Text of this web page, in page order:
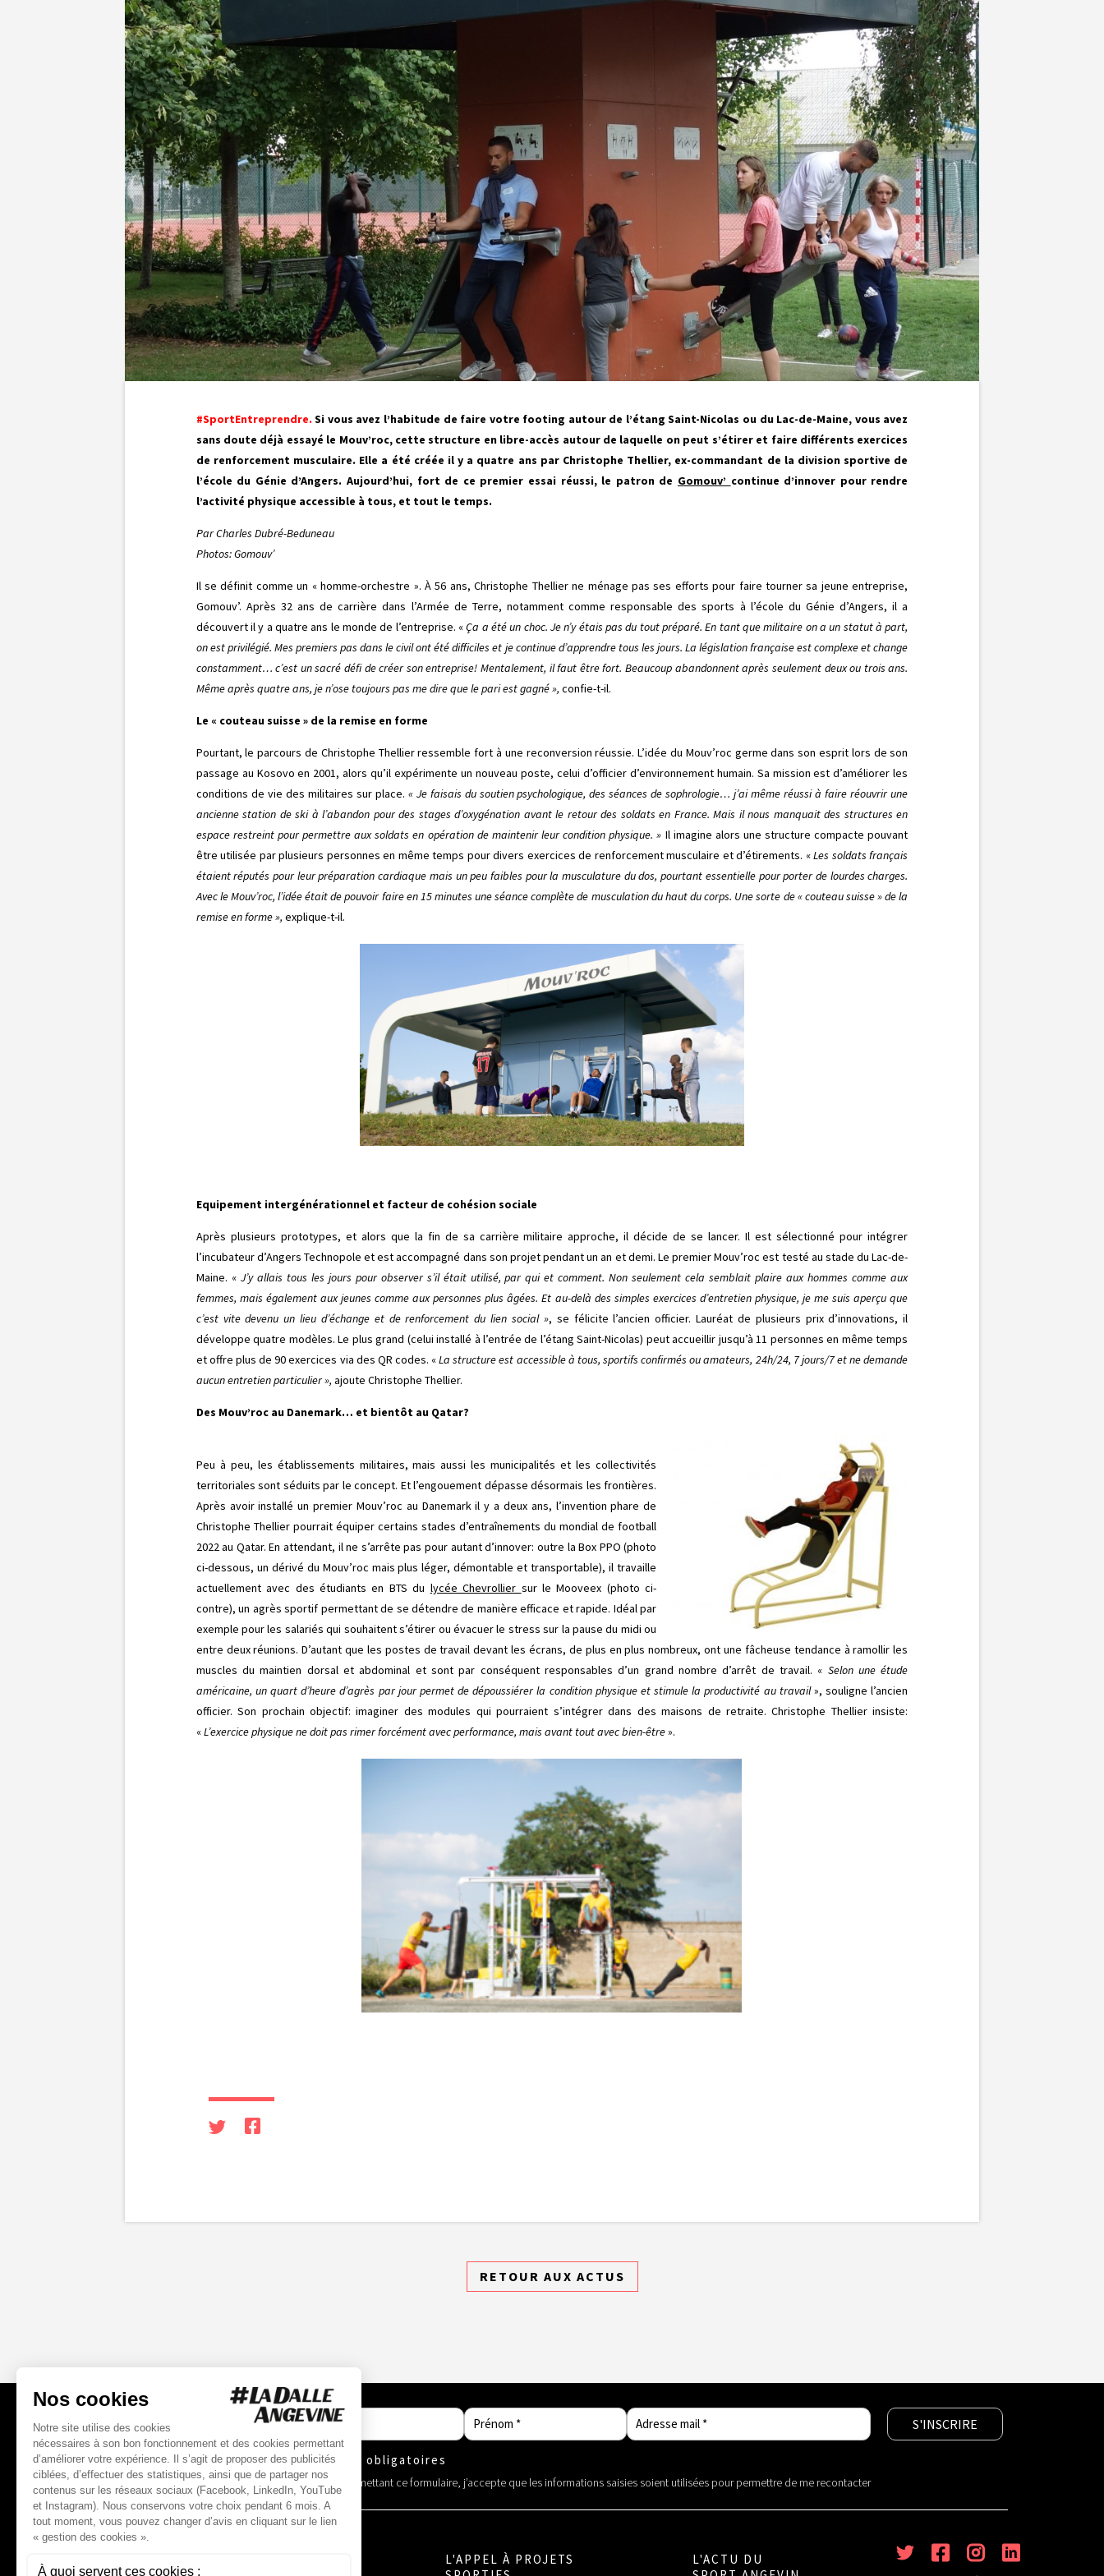
#SportEntreprendre. Si vous avez l’habitude de faire votre footing autour de l’étang Saint-Nicolas ou du Lac-de-Maine, vous avez
sans doute déjà essayé le Mouv’roc, cette structure en libre-accès autour de laquelle on peut s’étirer et faire différents exercices
de renforcement musculaire. Elle a été créée il y a quatre ans par Christophe Thellier, ex-commandant de la division sportive de
l’école du Génie d’Angers. Aujourd’hui, fort de ce premier essai réussi, le patron de Gomouv’ continue d’innover pour rendre
l’activité physique accessible à tous, et tout le temps.
Par Charles Dubré-Beduneau
Photos: Gomouv’
Il se définit comme un « homme-orchestre ». À 56 ans, Christophe Thellier ne ménage pas ses efforts pour faire tourner sa jeune entreprise,
Gomouv’. Après 32 ans de carrière dans l’Armée de Terre, notamment comme responsable des sports à l’école du Génie d’Angers, il a
découvert il y a quatre ans le monde de l’entreprise. «Ça a été un choc. Je n’y étais pas du tout préparé. En tant que militaire on a un statut à part,
on est privilégié. Mes premiers pas dans le civil ont été difficiles et je continue d’apprendre tous les jours. La législation française est complexe et change
constamment… c’est un sacré défi de créer son entreprise! Mentalement, il faut être fort. Beaucoup abandonnent après seulement deux ou trois ans.
Même après quatre ans, je n’ose toujours pas me dire que le pari est gagné », confie-t-il.
Le « couteau suisse » de la remise en forme
Pourtant, le parcours de Christophe Thellier ressemble fort à une reconversion réussie. L’idée du Mouv’roc germe dans son esprit lors de son
passage au Kosovo en 2001, alors qu’il expérimente un nouveau poste, celui d’officier d’environnement humain. Sa mission est d’améliorer les
conditions de vie des militaires sur place. « Je faisais du soutien psychologique, des séances de sophrologie… j’ai même réussi à faire réouvrir une
ancienne station de ski à l’abandon pour des stages d’oxygénation avant le retour des soldats en France. Mais il nous manquait des structures en
espace restreint pour permettre aux soldats en opération de maintenir leur condition physique. » Il imagine alors une structure compacte pouvant
être utilisée par plusieurs personnes en même temps pour divers exercices de renforcement musculaire et d’étirements. «Les soldats français
étaient réputés pour leur préparation cardiaque mais un peu faibles pour la musculature du dos, pourtant essentielle pour porter de lourdes charges.
Avec le Mouv’roc, l’idée était de pouvoir faire en 15 minutes une séance complète de musculation du haut du corps. Une sorte de « couteau suisse » de la
remise en forme », explique-t-il.
Equipement intergénérationnel et facteur de cohésion sociale
Après plusieurs prototypes, et alors que la fin de sa carrière militaire approche, il décide de se lancer. Il est sélectionné pour intégrer
l’incubateur d’Angers Technopole et est accompagné dans son projet pendant un an et demi. Le premier Mouv’roc est testé au stade du Lac-de-
Maine. « J’y allais tous les jours pour observer s’il était utilisé, par qui et comment. Non seulement cela semblait plaire aux hommes comme aux
femmes, mais également aux jeunes comme aux personnes plus âgées. Et au-delà des simples exercices d’entretien physique, je me suis aperçu que
c’est vite devenu un lieu d’échange et de renforcement du lien social », se félicite l’ancien officier. Lauréat de plusieurs prix d’innovations, il
développe quatre modèles. Le plus grand (celui installé à l’entrée de l’étang Saint-Nicolas) peut accueillir jusqu’à 11 personnes en même temps
et offre plus de 90 exercices via des QR codes. «La structure est accessible à tous, sportifs confirmés ou amateurs, 24h/24, 7 jours/7 et ne demande
aucun entretien particulier », ajoute Christophe Thellier.
Des Mouv’roc au Danemark… et bientôt au Qatar?
Peu à peu, les établissements militaires, mais aussi les municipalités et les collectivités
territoriales sont séduits par le concept. Et l’engouement dépasse désormais les frontières.
Après avoir installé un premier Mouv’roc au Danemark il y a deux ans, l’invention phare de
Christophe Thellier pourrait équiper certains stades d’entraînements du mondial de football
2022 au Qatar. En attendant, il ne s’arrête pas pour autant d’innover: outre la Box PPO (photo
ci-dessous, un dérivé du Mouv’roc mais plus léger, démontable et transportable), il travaille
actuellement avec des étudiants en BTS du lycée Chevrollier sur le Mooveex (photo ci-
contre), un agrès sportif permettant de se détendre de manière efficace et rapide. Idéal par
exemple pour les salariés qui souhaitent s’étirer ou évacuer le stress sur la pause du midi ou
entre deux réunions. D’autant que les postes de travail devant les écrans, de plus en plus nombreux, ont une fâcheuse tendance à ramollir les
muscles du maintien dorsal et abdominal et sont par conséquent responsables d’un grand nombre d’arrêt de travail. « Selon une étude
américaine, un quart d’heure d’agrès par jour permet de dépoussiérer la condition physique et stimule la productivité au travail», souligne l’ancien
officier. Son prochain objectif: imaginer des modules qui pourraient s’intégrer dans des maisons de retraite. Christophe Thellier insiste:
«L’exercice physique ne doit pas rimer forcément avec performance, mais avant tout avec bien-être».
RETOUR AUX ACTUS
À LA NEWSLETTER
*Champs obligatoires
En soumettant ce formulaire, j’accepte que les informations saisies soient utilisées pour permettre de me recontacter
L'APPEL À PROJETS
L'ACTU DU